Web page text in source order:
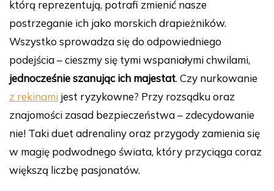
którą reprezentują, potrafi zmienić nasze
postrzeganie ich jako morskich drapieżników.
Wszystko sprowadza się do odpowiedniego
podejścia – cieszmy się tymi wspaniałymi chwilami,
jednocześnie szanując ich majestat. Czy nurkowanie
z rekinami jest ryzykowne? Przy rozsądku oraz
znajomości zasad bezpieczeństwa – zdecydowanie
nie! Taki duet adrenaliny oraz przygody zamienia się
w magię podwodnego świata, który przyciąga coraz
większą liczbę pasjonatów.